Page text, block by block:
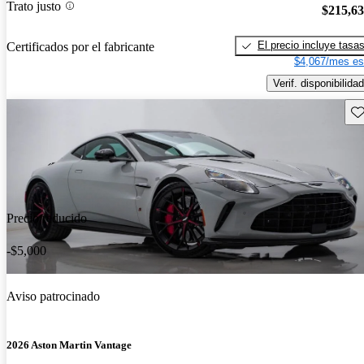
Trato justo
Certificados por el fabricante
El precio incluye tasas
$4,067/mes
Verif. disponibilidad
Precio reducido
-$5,000
Aviso patrocinado
2026 Aston Martin Vantage